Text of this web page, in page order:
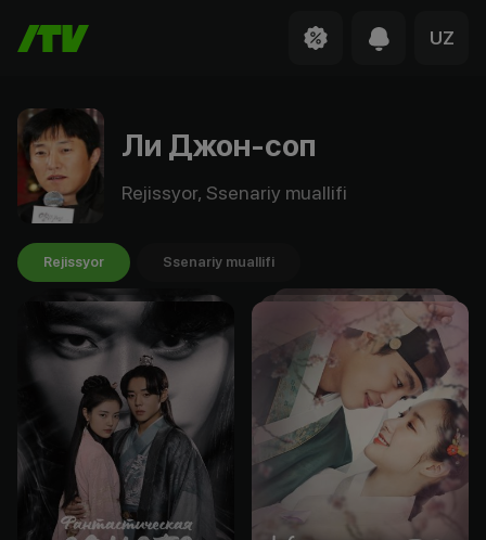
UZ
Ли Джон-соп
Rejissyor, Ssenariy muallifi
Rejissyor Ssenariy muallifi